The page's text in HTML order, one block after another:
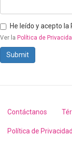
He leído y acepto la
Ver la Política de
Submit
Footer
menu
Contáctanos
Política de Privacidad